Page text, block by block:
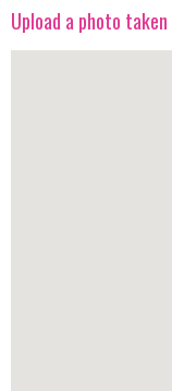
Upload a photo